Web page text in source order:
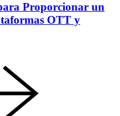
Proporcionar un
OTT y